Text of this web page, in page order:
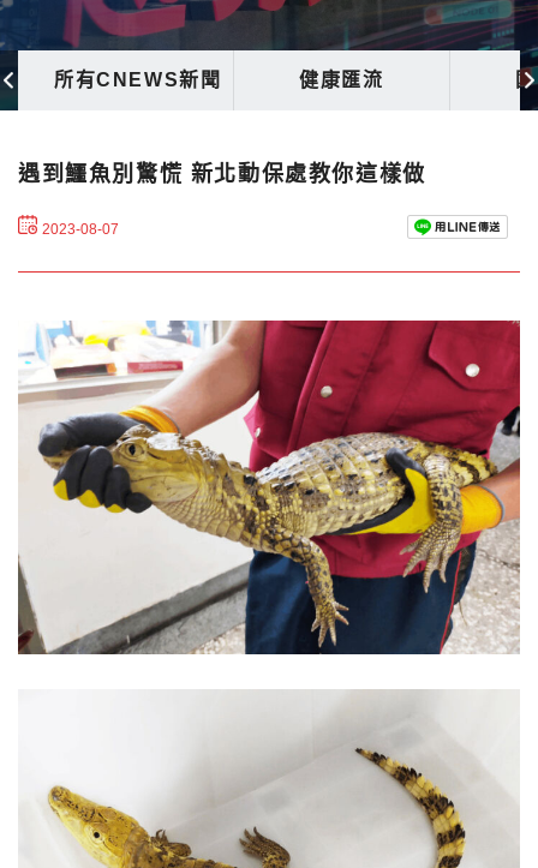
所有CNEWS新聞 健康匯流
遇到鱷魚別驚慌 新北動保處教你這樣做
2023-08-07